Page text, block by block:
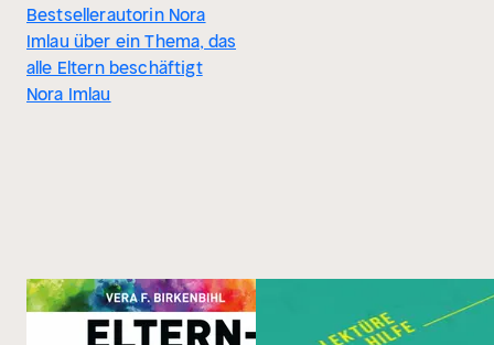
Bestsellerautorin Nora
Imlau über ein Thema, das
alle Eltern beschäftigt
Nora Imlau